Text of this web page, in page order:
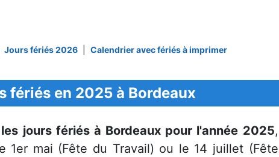
Jours fériés 2026 Calendrier avec fériés à imprimer
fériés en 2025 à Bordeaux
les jours fériés à Bordeaux pour l'année 2025,
1er mai (Fête du Travail) ou le 14 juillet (Fête